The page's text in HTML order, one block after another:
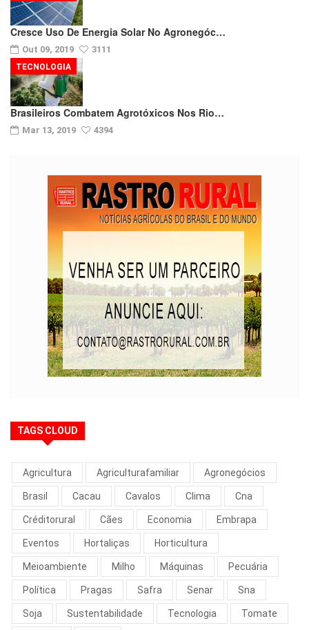
Cresce Uso De Energia Solar No Agronegóc…
Out 09, 2019 3111
Brasileiros Combatem Agrotóxicos Nos Rio…
Mar 13, 2019 4394
TECNOLOGIA
TAGS CLOUD
Agricultura Agriculturafamiliar Agronegócios
Brasil Cacau Cavalos Clima Cna
Créditorural Cães Economia Embrapa
Eventos Hortaliças Horticultura
Meioambiente Milho Máquinas Pecuária
Política Pragas Safra Senar Sna
Soja Sustentabilidade Tecnologia Tomate